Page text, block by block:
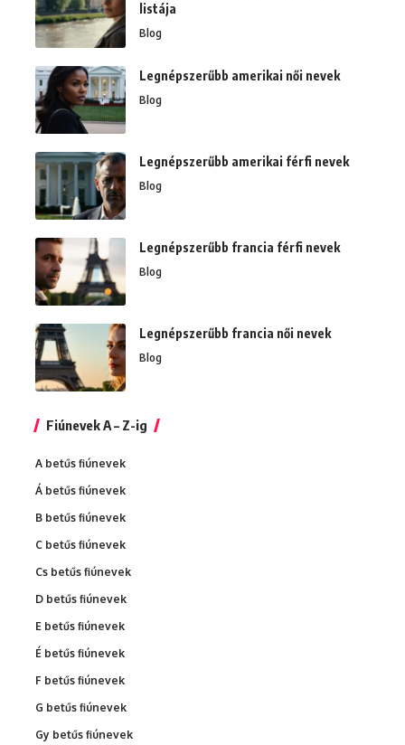
listája
Blog
Legnépszerűbb amerikai női nevek
Blog
Legnépszerűbb amerikai férfi nevek
Blog
Legnépszerűbb francia férfi nevek
Blog
Legnépszerűbb francia női nevek
Blog
Fiúnevek A – Z-ig
A betűs fiúnevek
Á betűs fiúnevek
B betűs fiúnevek
C betűs fiúnevek
Cs betűs fiúnevek
D betűs fiúnevek
E betűs fiúnevek
É betűs fiúnevek
F betűs fiúnevek
G betűs fiúnevek
Gy betűs fiúnevek